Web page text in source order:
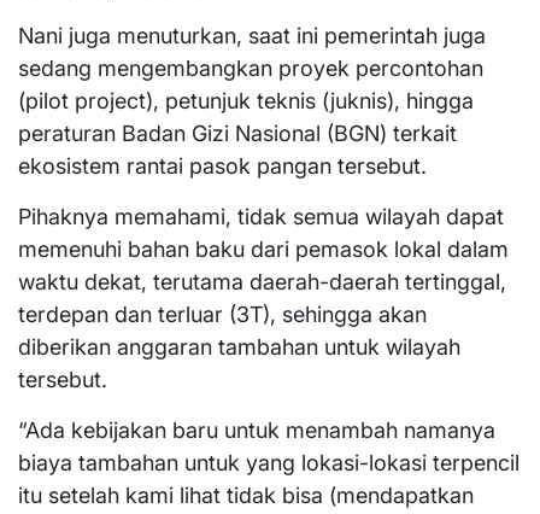
Nani juga menuturkan, saat ini pemerintah juga
sedang mengembangkan proyek percontohan
(pilot project), petunjuk teknis (juknis), hingga
peraturan Badan Gizi Nasional (BGN) terkait
ekosistem rantai pasok pangan tersebut.
Pihaknya memahami, tidak semua wilayah dapat
memenuhi bahan baku dari pemasok lokal dalam
waktu dekat, terutama daerah-daerah tertinggal,
terdepan dan terluar (3T), sehingga akan
diberikan anggaran tambahan untuk wilayah
tersebut.
“Ada kebijakan baru untuk menambah namanya
biaya tambahan untuk yang lokasi-lokasi terpencil
itu setelah kami lihat tidak bisa (mendapatkan